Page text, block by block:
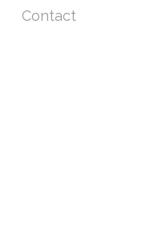
Contact